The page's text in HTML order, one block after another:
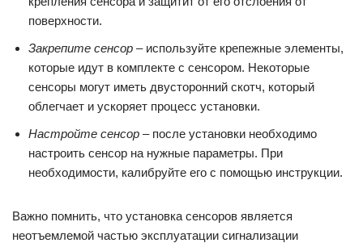
поверхности.
Закрепите сенсор – используйте крепежные элементы,
которые идут в комплекте с сенсором. Некоторые
сенсоры могут иметь двусторонний скотч, который
облегчает и ускоряет процесс установки.
Настройте сенсор – после установки необходимо
настроить сенсор на нужные параметры. При
необходимости, калибруйте его с помощью инструкции.
Важно помнить, что установка сенсоров является
неотъемлемой частью эксплуатации сигнализации